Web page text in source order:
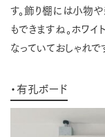
す。飾り棚には小物
もできますね。ホワイ
なっていておしゃれ
・有孔ボード